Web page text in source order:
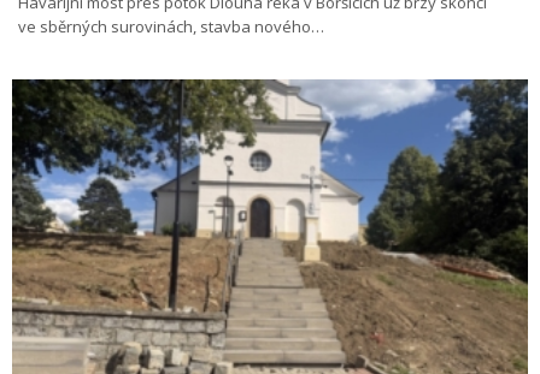
ve sběrných surovinách, stavba nového…